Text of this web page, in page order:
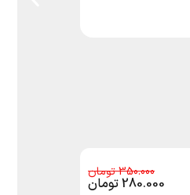
350.000
280.000تومان